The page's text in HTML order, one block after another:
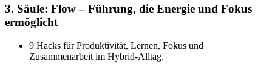
3. Säule: Flow – Führung, die Energie und Fokus
ermöglicht
9 Hacks für Produktivität, Lernen, Fokus und
Zusammenarbeit im Hybrid-Alltag.